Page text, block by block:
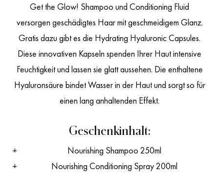
Get the Glow! Shampoo und Conditioning Fluid
versorgen geschädigtes Haar mit geschmeidigem Glanz.
Gratis dazu gibt es die Hydrating Hyaluronic Capsules.
Diese innovativen Kapseln spenden Ihrer Haut intensive
Feuchtigkeit und lassen sie glatt aussehen. Die enthaltene
Hyaluronsäure bindet Wasser in der Haut und sorgt so für
einen lang anhaltenden Effekt.
Geschenkinhalt:
Nourishing Shampoo 250ml
Nourishing Conditioning Spray 200ml